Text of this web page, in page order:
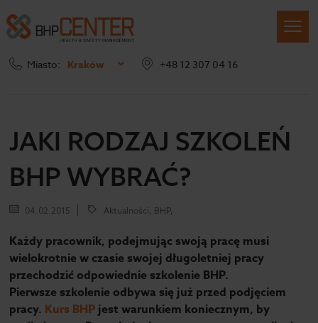
Miasto: Kraków +48 12 307 04 16
JAKI RODZAJ SZKOLEŃ
BHP WYBRAĆ?
04.02.2015 Aktualności, BHP,
Każdy pracownik, podejmując swoją pracę musi
wielokrotnie w czasie swojej długoletniej pracy
przechodzić odpowiednie szkolenie BHP.
Pierwsze szkolenie odbywa się już przed podjęciem
pracy. Kurs BHP jest warunkiem koniecznym, by